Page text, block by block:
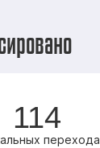
114
перехода